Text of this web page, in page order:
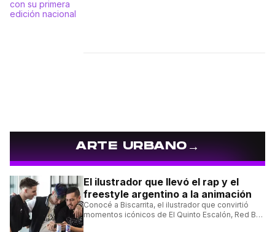
ARTE URBANO→
El ilustrador que llevó el rap y el
freestyle argentino a la animación
Conocé a Biscarrita, el ilustrador que convirtió
momentos icónicos de El Quinto Escalón, Red Bull